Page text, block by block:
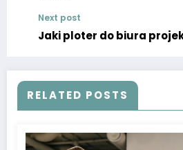
Next post
Jaki ploter do biura
RELATED POSTS